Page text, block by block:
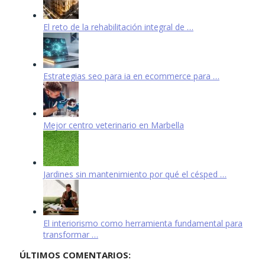
El reto de la rehabilitación integral de …
Estrategias seo para ia en ecommerce para …
Mejor centro veterinario en Marbella
Jardines sin mantenimiento por qué el césped …
El interiorismo como herramienta fundamental para
transformar …
ÚLTIMOS COMENTARIOS: